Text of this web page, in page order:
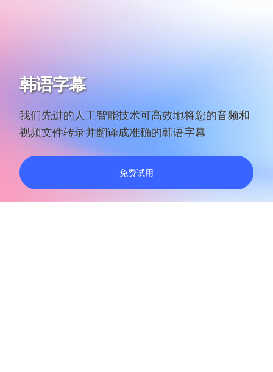
韩语字幕
我们先进的人工智能技术可高效地将您的音频和
视频文件转录并翻译成准确的韩语字幕
免费试用